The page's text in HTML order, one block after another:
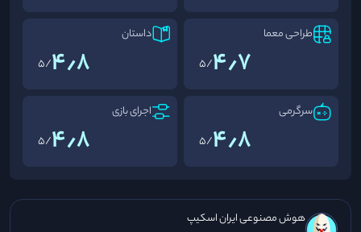
طراحی معما
4٫7/5
داستان
4٫8/5
سرگرمی
4٫8/5
اجرای بازی
4٫8/5
هوش مصنوعی ایران اسکیپ